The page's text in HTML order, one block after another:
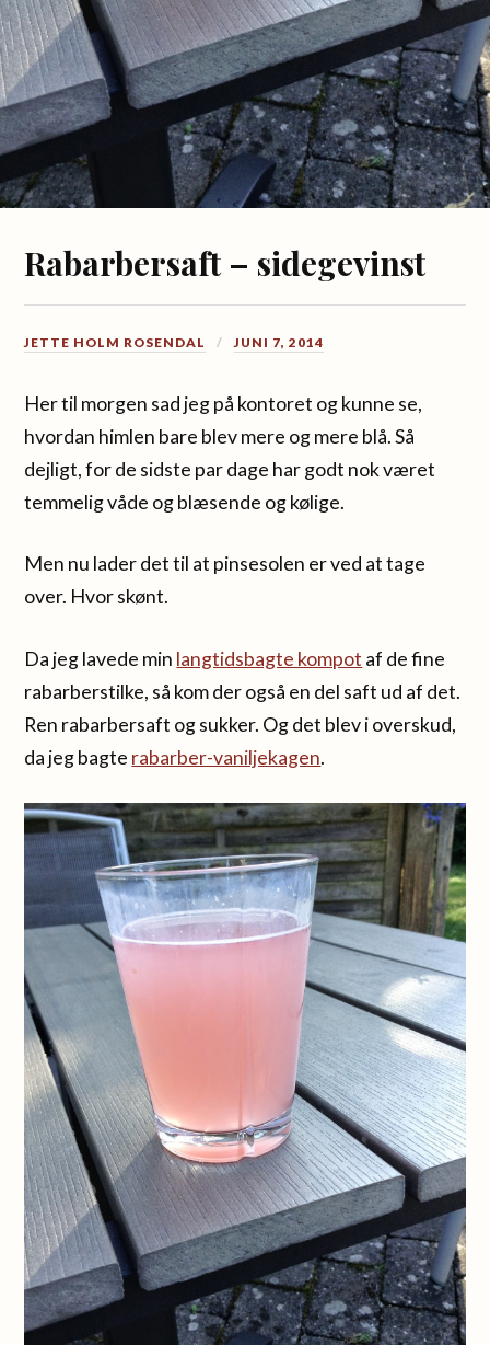
Rabarbersaft – sidegevinst
JETTE HOLM ROSENDAL JUNI 7, 2014
Her til morgen sad jeg på kontoret og kunne se,
hvordan himlen bare blev mere og mere blå. Så
dejligt, for de sidste par dage har godt nok været
temmelig våde og blæsende og kølige.
Men nu lader det til at pinsesolen er ved at tage
over. Hvor skønt.
Da jeg lavede min langtidsbagte kompot af de fine
rabarberstilke, så kom der også en del saft ud af det.
Ren rabarbersaft og sukker. Og det blev i overskud,
da jeg bagte rabarber-vaniljekagen.